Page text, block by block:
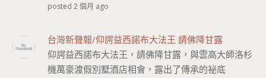
posted 2 個月 ago
台灣新聲報/仰諤益西諾布大法王 請佛降甘露
仰諤益西諾布大法王，請佛降甘露，與雲高大師洛杉
機萬豪渡假別墅酒店相會，露出了傳承的祕底